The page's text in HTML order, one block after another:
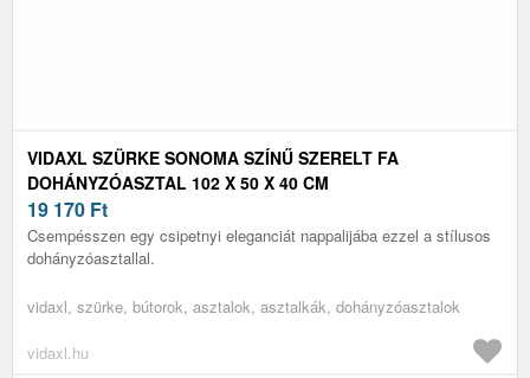
VIDAXL SZÜRKE SONOMA SZÍNŰ SZERELT FA
DOHÁNYZÓASZTAL 102 X 50 X 40 CM
19 170 Ft
Csempésszen egy csipetnyi eleganciát nappalijába ezzel a stílusos
dohányzóasztallal.
vidaxl, szürke, bútorok, asztalok, asztalkák, dohányzóasztalok
vidaxl.hu